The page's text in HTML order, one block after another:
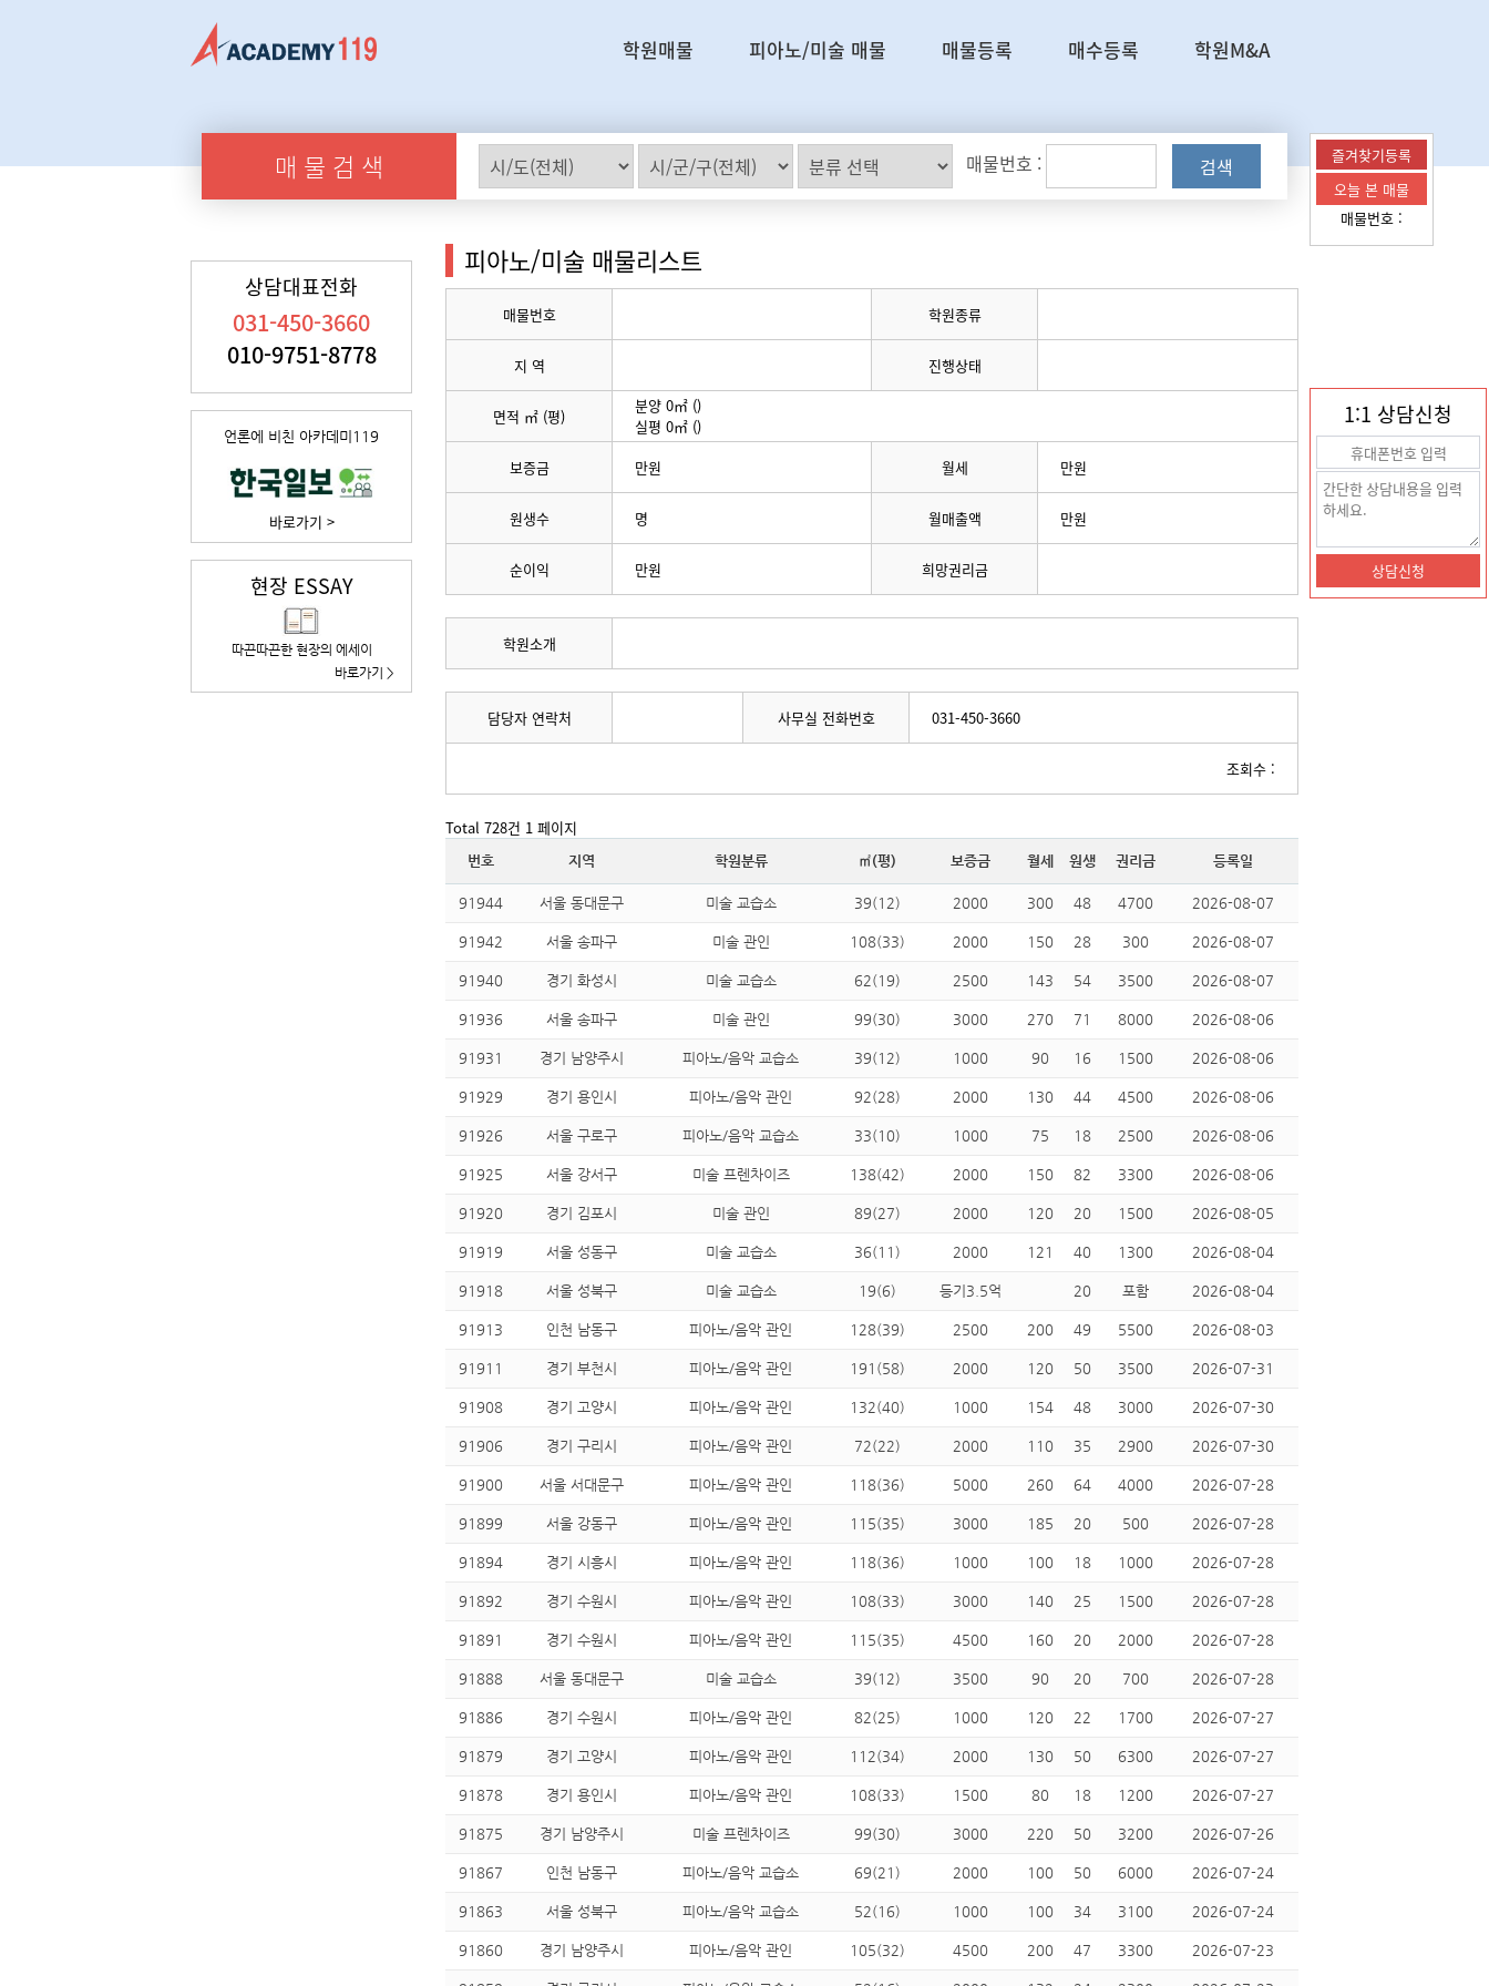
1:1 상담신청
학원매물 피아노/미술 매물 매물등록 매수등록 학원M&A
매 물 검 색 매물번호 : 검색
상담대표전화
031-450-3660
010-9751-8778
언론에 비친 아카데미119
바로가기 >
현장 ESSAY
따끈따끈한 현장의 에세이
바로가기 >
피아노/미술 매물리스트
매물번호 학원종류
지 역 진행상태
면적 ㎡ (평)
분양 0㎡ ()
실평 0㎡ ()
보증금
만원 월세 만원
원생수 명 월매출액 만원
순이익 만원 희망권리금
학원소개
담당자 연락처 사무실 전화번호 031-450-3660
조회수 :
Total 728건 1 페이지
번호 지역 학원분류 ㎡(평) 보증금 월세 원생 권리금 등록일
91944 서울 동대문구 미술 교습소 39(12) 2000 300 48 4700 2026-08-07
91942 서울 송파구 미술 관인 108(33) 2000 150 28 300 2026-08-07
91940 경기 화성시 미술 교습소 62(19) 2500 143 54 3500 2026-08-07
91936 서울 송파구 미술 관인 99(30) 3000 270 71 8000 2026-08-06
91931 경기 남양주시 피아노/음악 교습소 39(12) 1000 90 16 1500 2026-08-06
91929 경기 용인시 피아노/음악 관인 92(28) 2000 130 44 4500 2026-08-06
91926 서울 구로구 피아노/음악 교습소 33(10) 1000 75 18 2500 2026-08-06
91925 서울 강서구 미술 프렌차이즈 138(42) 2000 150 82 3300 2026-08-06
91920 경기 김포시 미술 관인 89(27) 2000 120 20 1500 2026-08-05
91919 서울 성동구 미술 교습소 36(11) 2000 121 40 1300 2026-08-04
91918 서울 성북구 미술 교습소 19(6) 등기3.5억 20 포함 2026-08-04
91913 인천 남동구 피아노/음악 관인 128(39) 2500 200 49 5500 2026-08-03
91911 경기 부천시 피아노/음악 관인 191(58) 2000 120 50 3500 2026-07-31
91908 경기 고양시 피아노/음악 관인 132(40) 1000 154 48 3000 2026-07-30
91906 경기 구리시 피아노/음악 관인 72(22) 2000 110 35 2900 2026-07-30
91900 서울 서대문구 피아노/음악 관인 118(36) 5000 260 64 4000 2026-07-28
91899 서울 강동구 피아노/음악 관인 115(35) 3000 185 20 500 2026-07-28
91894 경기 시흥시 피아노/음악 관인 118(36) 1000 100 18 1000 2026-07-28
91892 경기 수원시 피아노/음악 관인 108(33) 3000 140 25 1500 2026-07-28
91891 경기 수원시 피아노/음악 관인 115(35) 4500 160 20 2000 2026-07-28
91888 서울 동대문구 미술 교습소 39(12) 3500 90 20 700 2026-07-28
91886 경기 수원시 피아노/음악 관인 82(25) 1000 120 22 1700 2026-07-27
91879 경기 고양시 피아노/음악 관인 112(34) 2000 130 50 6300 2026-07-27
91878 경기 용인시 피아노/음악 관인 108(33) 1500 80 18 1200 2026-07-27
91875 경기 남양주시 미술 프렌차이즈 99(30) 3000 220 50 3200 2026-07-26
91867 인천 남동구 피아노/음악 교습소 69(21) 2000 100 50 6000 2026-07-24
91863 서울 성북구 피아노/음악 교습소 52(16) 1000 100 34 3100 2026-07-24
91860 경기 남양주시 피아노/음악 관인 105(32) 4500 200 47 3300 2026-07-23
즐겨찾기등록
오늘 본 매물
매물번호 :